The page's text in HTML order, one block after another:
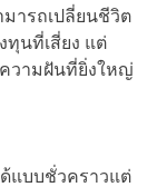
มารถเปลี่ยนชีวิต
ทุนที่เสี่ยง แต่
วามฝันที่ยิ่งใหญ่
ด้แบบชั่วคราวแต่